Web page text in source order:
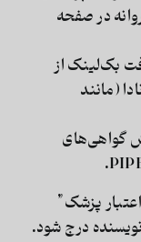
در صفحه
بک‌لینک از
(مانند
گواهی‌های
پزشک”
درج شود.